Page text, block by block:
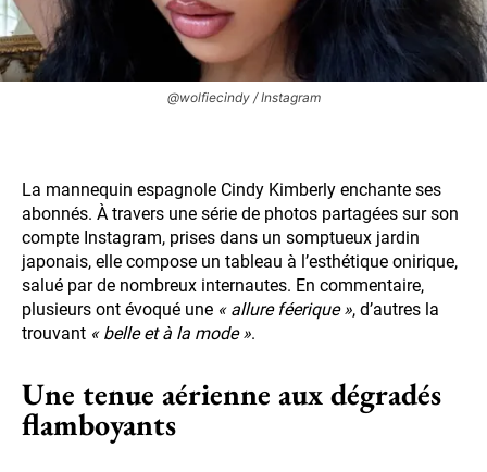
@wolfiecindy / Instagram
La mannequin espagnole Cindy Kimberly enchante ses
abonnés. À travers une série de photos partagées sur son
compte Instagram, prises dans un somptueux jardin
japonais, elle compose un tableau à l’esthétique onirique,
salué par de nombreux internautes. En commentaire,
plusieurs ont évoqué une « allure féerique », d’autres la
trouvant « belle et à la mode ».
Une tenue aérienne aux dégradés
flamboyants